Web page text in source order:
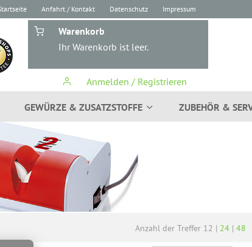
Anfahrt / Kontakt Datenschutz Impressum
Anmelden / Registrieren
Warenkorb
Ihr Warenkorb ist leer.
GEWÜRZE & ZUSATZSTOFFE ZUBEHÖR &
Anzahl der Treffer 12 | 24 | 48